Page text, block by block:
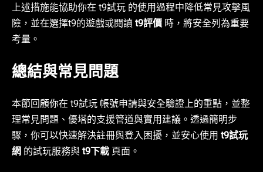
上述措施能協助你在 t9試玩 的使用過程中降低常見攻擊風
險，並在選擇t9的遊戲或閱讀t9評價時，將安全列為重要
考量。
總結與常見問題
本節回顧你在 t9試玩 帳號申請與安全驗證上的重點，並整
理常見問題、優塔的支援管道與實用建議。透過簡明步
驟，你可以快速解決註冊與登入困擾，並安心使用 t9試玩
網 的試玩服務與t9下載 頁面。